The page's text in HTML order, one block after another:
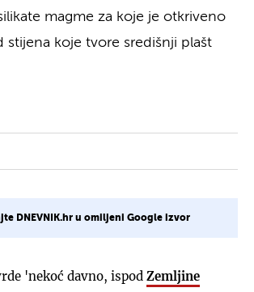
magme za koje je otkriveno
stijena koje tvore središnji plašt
DNEVNIK.hr u omiljeni Google izvor
'nekoć davno, ispod Zemljine